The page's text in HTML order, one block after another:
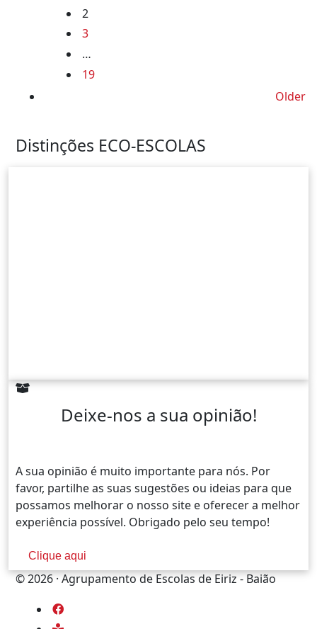
navigation
2
3
…
19
Older
Older
Distinções ECO-ESCOLAS
Deixe-nos a sua opinião!
A sua opinião é muito importante para nós. Por
favor, partilhe as suas sugestões ou ideias para que
possamos melhorar o nosso site e oferecer a melhor
experiência possível. Obrigado pelo seu tempo!
Clique aqui
© 2026 · Agrupamento de Escolas de Eiriz - Baião